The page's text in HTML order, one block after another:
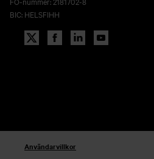
BIC: HELSFIHH
Användarvillkor